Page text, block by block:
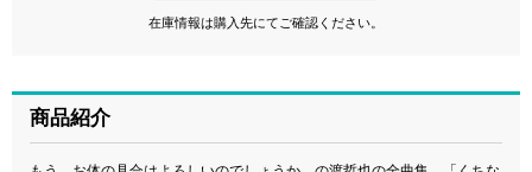
在庫情報は購入先にてご確認ください。
商品紹介